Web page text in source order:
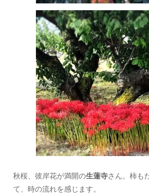
秋桜、彼岸花が満開の生蓮寺さん。柿も
て、時の流れを感じます。